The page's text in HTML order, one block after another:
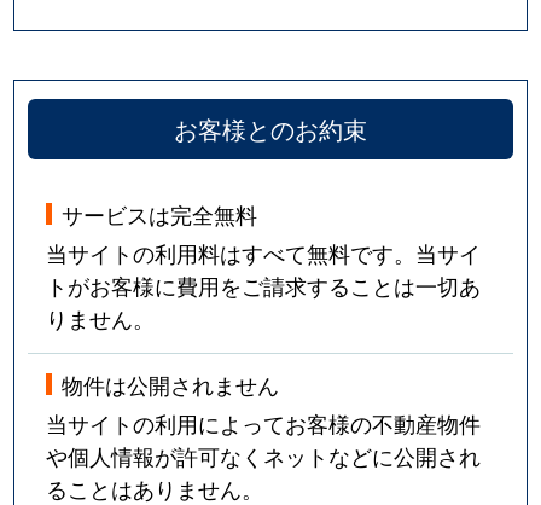
お客様とのお約束
サービスは完全無料
当サイトの利用料はすべて無料です。当サイ
トがお客様に費用をご請求することは一切あ
りません。
物件は公開されません
当サイトの利用によってお客様の不動産物件
や個人情報が許可なくネットなどに公開され
ることはありません。